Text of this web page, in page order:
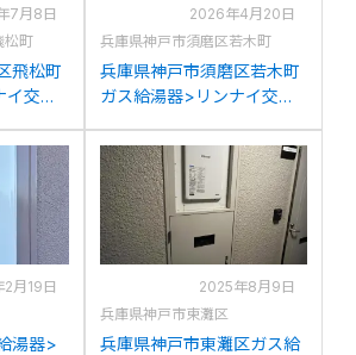
7月8日
松町
飛松町
交換
ンナイ
の交換
2026年4月20日
兵庫県神戸市須磨区若木町
兵庫県神戸市須磨区若木町
ガス給湯器>リンナイ交換
GQ-1620AWからリンナイ
RUJ-A1610W(A)への交換
月19日
湯器>
2025年8月9日
兵庫県神戸市東灘区
兵庫県神戸市東灘区ガス給